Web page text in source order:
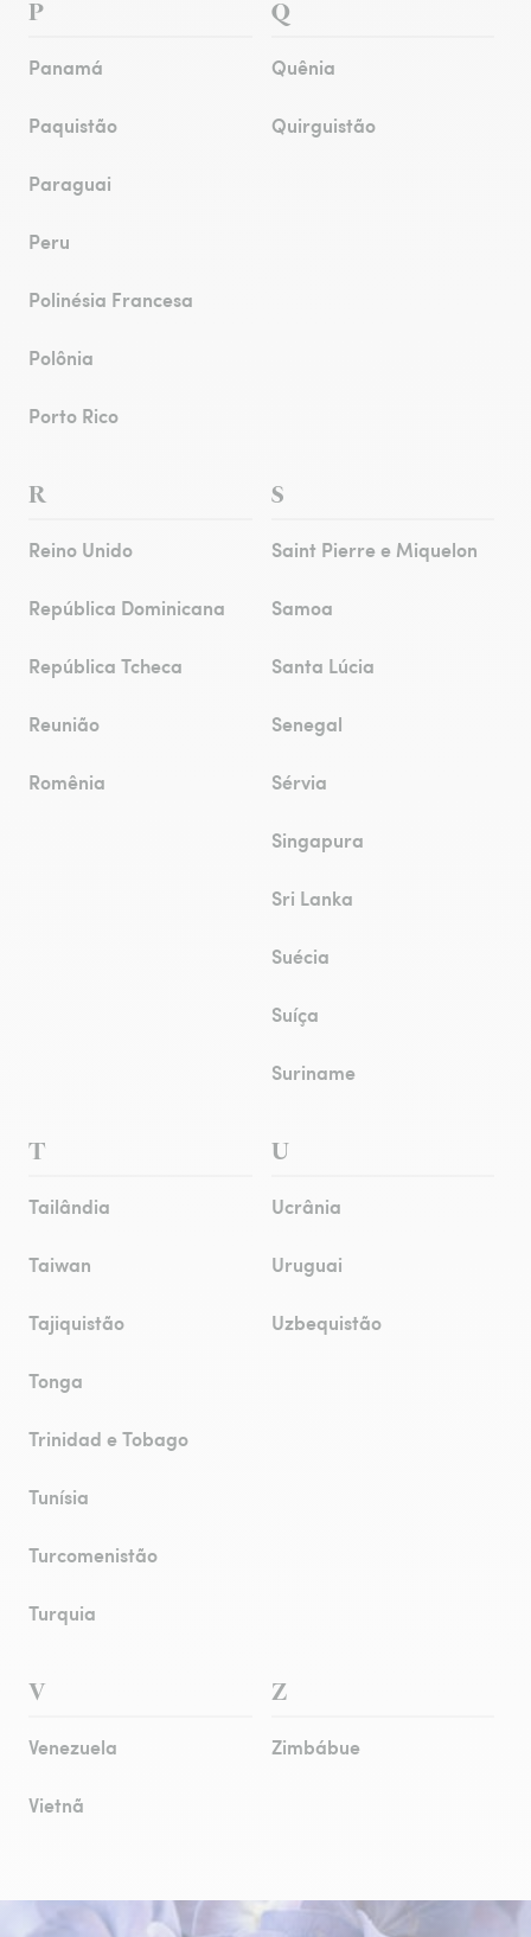
P
Panamá
Paquistão
Paraguai
Peru
Polinésia Francesa
Polônia
Porto Rico
Q
Quênia
Quirguistão
R
Reino Unido
República Dominicana
República Tcheca
Reunião
Romênia
S
Saint Pierre e Miquelon
Samoa
Santa Lúcia
Senegal
Sérvia
Singapura
Sri Lanka
Suécia
Suíça
Suriname
T
Tailândia
Taiwan
Tajiquistão
Tonga
Trinidad e Tobago
Tunísia
Turcomenistão
Turquia
U
Ucrânia
Uruguai
Uzbequistão
V
Venezuela
Vietnã
Z
Zimbábue